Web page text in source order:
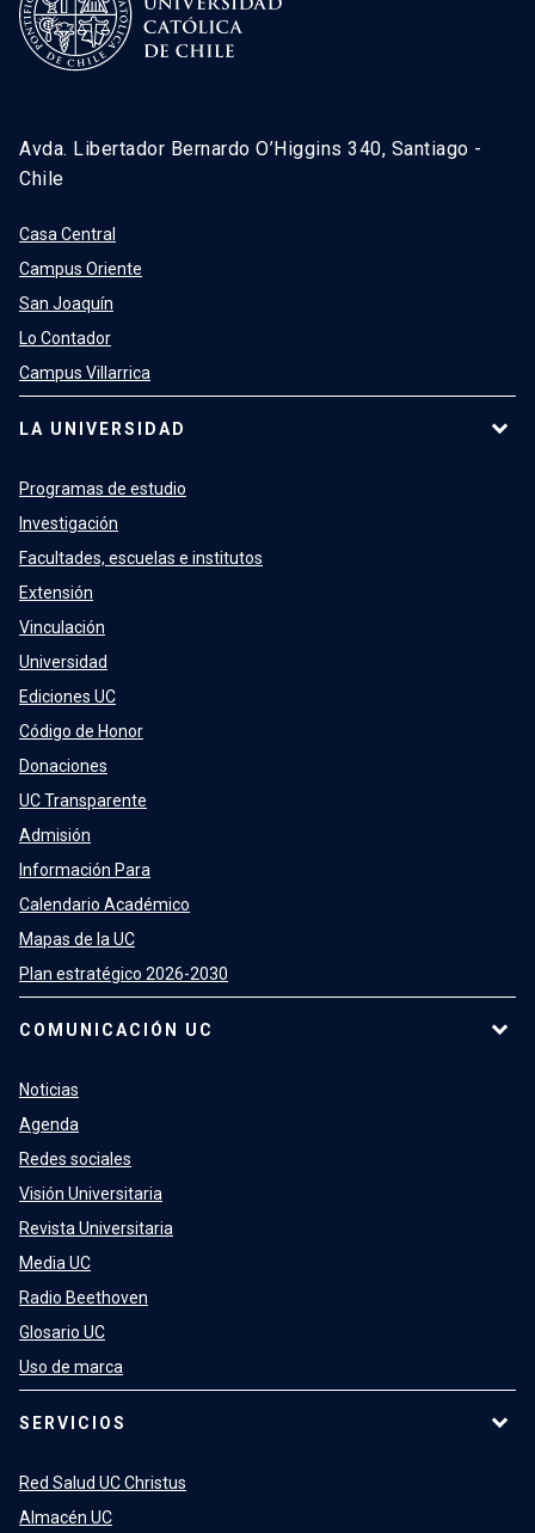
Avda. Libertador Bernardo O’Higgins 340, Santiago -
Chile
Casa Central
Campus Oriente
San Joaquín
Lo Contador
Campus Villarrica
LA UNIVERSIDAD
Programas de estudio
Investigación
Facultades, escuelas e institutos
Extensión
Vinculación
Universidad
Ediciones UC
Código de Honor
Donaciones
UC Transparente
Admisión
Información Para
Calendario Académico
Mapas de la UC
Plan estratégico 2026-2030
COMUNICACIÓN UC
Noticias
Agenda
Redes sociales
Visión Universitaria
Revista Universitaria
Media UC
Radio Beethoven
Glosario UC
Uso de marca
SERVICIOS
Red Salud UC Christus
Almacén UC